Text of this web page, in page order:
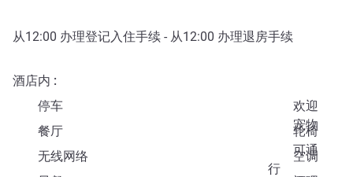
从12:00 办理登记入住手续 - 从12:00 办理退房手续
酒店内
停车
欢迎
宠物
餐厅
轮椅
可通
行
无线网络
空调